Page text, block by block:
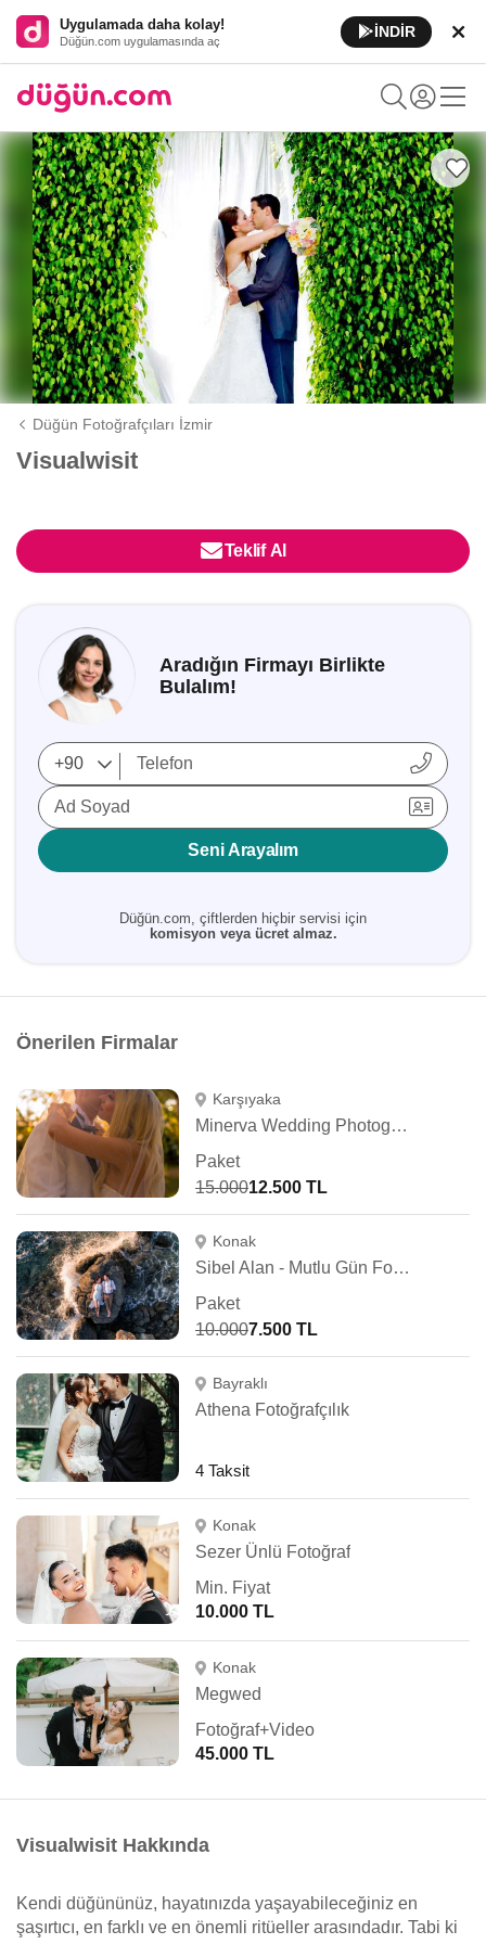
Uygulamada daha kolay!
Düğün.com uygulamasında aç
İNDİR
Düğün Fotoğrafçıları İzmir
Visualwisit
Teklif Al
Aradığın Firmayı Birlikte
Bulalım!
Ad Soyad
Seni Arayalım
Düğün.com, çiftlerden hiçbir servisi için
komisyon veya ücret almaz.
Önerilen Firmalar
Karşıyaka
Minerva Wedding Photography
Paket
15.00012.500 TL
Konak
Sibel Alan - Mutlu Gün Fotoğrafçısı
Paket
10.0007.500 TL
Bayraklı
Athena Fotoğrafçılık
4 Taksit
Konak
Sezer Ünlü Fotoğraf
Min. Fiyat
10.000 TL
Konak
Megwed
Fotoğraf+Video
45.000 TL
Visualwisit Hakkında
Kendi düğününüz, hayatınızda yaşayabileceğiniz en
şaşırtıcı, en farklı ve en önemli ritüeller arasındadır. Tabi ki